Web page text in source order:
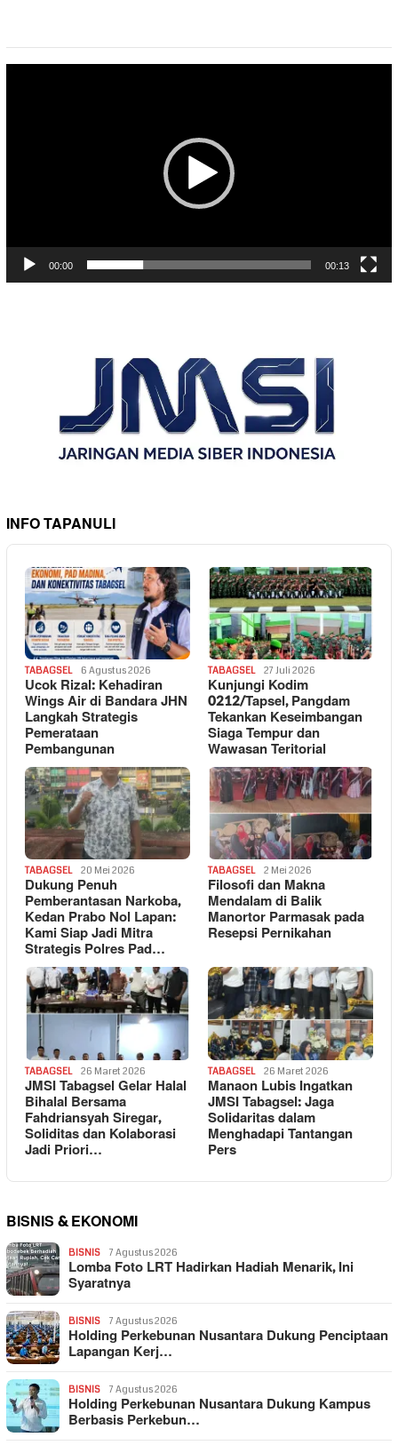
00:00 00:13
INFO TAPANULI
TABAGSEL 6 Agustus 2026
Ucok Rizal: Kehadiran
Wings Air di Bandara JHN
Langkah Strategis
Pemerataan
Pembangunan
TABAGSEL 27 Juli 2026
Kunjungi Kodim
0212/Tapsel, Pangdam
Tekankan Keseimbangan
Siaga Tempur dan
Wawasan Teritorial
TABAGSEL 20 Mei 2026
Dukung Penuh
Pemberantasan Narkoba,
Kedan Prabo Nol Lapan:
Kami Siap Jadi Mitra
Strategis Polres Pad…
TABAGSEL 2 Mei 2026
Filosofi dan Makna
Mendalam di Balik
Manortor Parmasak pada
Resepsi Pernikahan
TABAGSEL 26 Maret 2026
JMSI Tabagsel Gelar Halal
Bihalal Bersama
Fahdriansyah Siregar,
Soliditas dan Kolaborasi
Jadi Priori…
TABAGSEL 26 Maret 2026
Manaon Lubis Ingatkan
JMSI Tabagsel: Jaga
Solidaritas dalam
Menghadapi Tantangan
Pers
BISNIS & EKONOMI
BISNIS 7 Agustus 2026
Lomba Foto LRT Hadirkan Hadiah Menarik, Ini
Syaratnya
BISNIS 7 Agustus 2026
Holding Perkebunan Nusantara Dukung Penciptaan
Lapangan Kerj…
BISNIS 7 Agustus 2026
Holding Perkebunan Nusantara Dukung Kampus
Berbasis Perkebun…